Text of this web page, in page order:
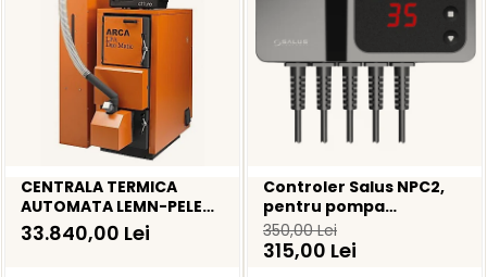
CENTRALA TERMICA
AUTOMATA LEMN-PELETI
ARCA LPA DUO MATIC
45RI INOX – 45KW
33.840,00 Lei
Controler Salus NPC2,
pentru pompa
circulatie AT si pompa
alimentare boiler cu
acumulare ACM
350,00 Lei
315,00 Lei